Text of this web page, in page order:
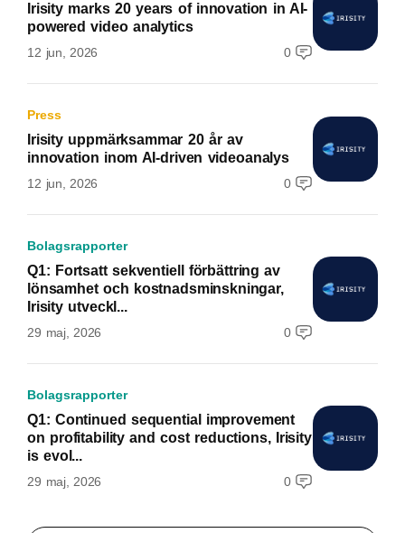
Irisity marks 20 years of innovation in AI-
powered video analytics
12 jun, 2026 0
Press
Irisity uppmärksammar 20 år av
innovation inom AI-driven videoanalys
12 jun, 2026 0
Bolagsrapporter
Q1: Fortsatt sekventiell förbättring av
lönsamhet och kostnadsminskningar,
Irisity utveckl...
29 maj, 2026 0
Bolagsrapporter
Q1: Continued sequential improvement
on profitability and cost reductions, Irisity
is evol...
29 maj, 2026 0